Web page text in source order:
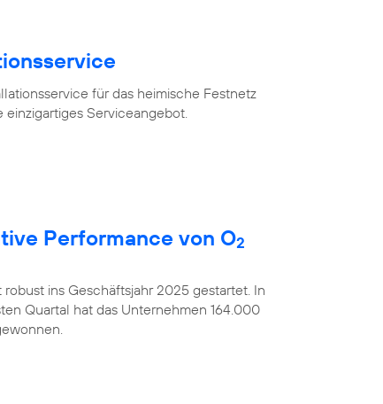
für das heimische Festnetz
Serviceangebot.
Performance von O2
robust ins Geschäftsjahr 2025 gestartet. In
Quartal hat das Unternehmen 164.000